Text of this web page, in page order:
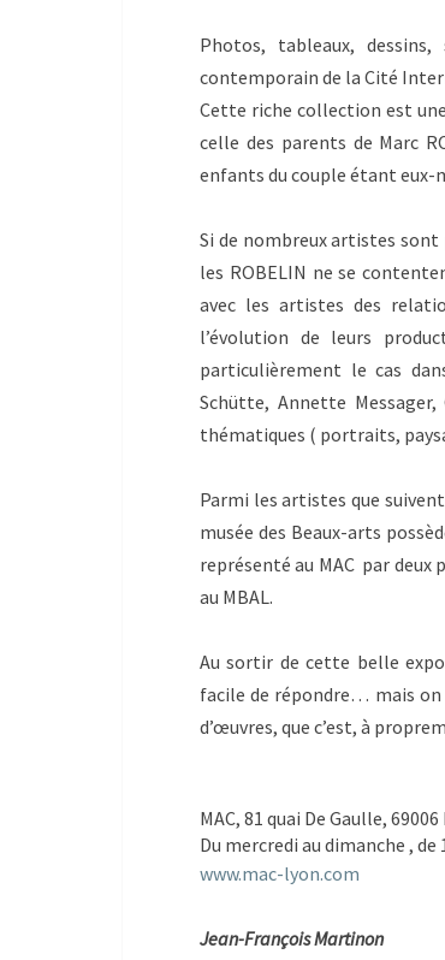
Photos, tableaux,
contemporain de la Cité
Cette riche collection est
celle des parents de Marc
enfants du couple étant eux-
Si de nombreux artistes
les ROBELIN ne se
avec les artistes des
l’évolution de leurs
particulièrement le cas
Schütte, Annette
thématiques ( portraits,
Parmi les artistes que
musée des Beaux-arts
représenté au MAC par deux
au MBAL.
Au sortir de cette belle
facile de répondre… mais
d’œuvres, que c’est, à
MAC, 81 quai De Gaulle, 69006
Du mercredi au dimanche , de
www.mac-lyon.com
Jean-François Martinon